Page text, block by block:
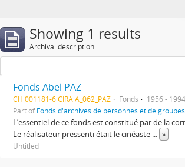
Showing 1 results
Archival description
Fonds Abel PAZ
CH 001181-6 CIRA A_062_PAZ Fonds
1956 - 1994
Part ofFonds d'archives de personnes et de groupes
L’essentiel de ce fonds est constitué par de la
Le réalisateur pressenti était le cinéaste ... »
Untitled